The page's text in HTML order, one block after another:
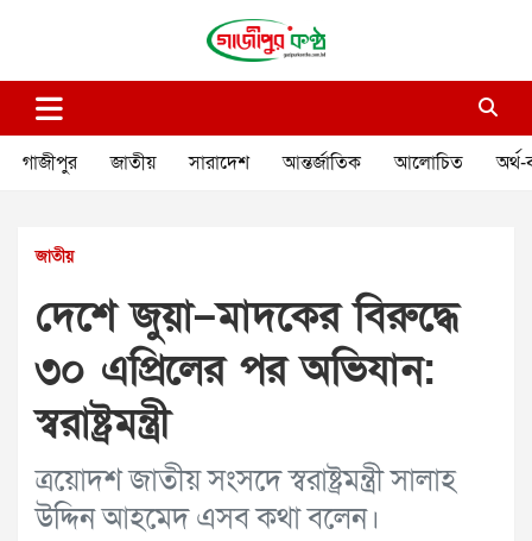
গাজীপুর কণ্ঠ
গাজীপুর জাতীয় সারাদেশ আন্তর্জাতিক আলোচিত অর্থ-
জাতীয়
দেশে জুয়া–মাদকের বিরুদ্ধে
৩০ এপ্রিলের পর অভিযান:
স্বরাষ্ট্রমন্ত্রী
ত্রয়োদশ জাতীয় সংসদে স্বরাষ্ট্রমন্ত্রী সালাহ
উদ্দিন আহমেদ এসব কথা বলেন।